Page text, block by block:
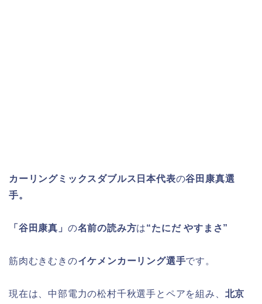
カーリングミックスダブルス日本代表の谷田康真選
手。
「谷田康真」 の名前の読み方は“たにだ やすまさ”
筋肉むきむきのイケメンカーリング選手です。
現在は、中部電力の松村千秋選手とペアを組み、 北京